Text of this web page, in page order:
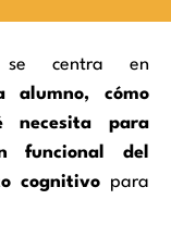
se centra en
alumno, cómo
necesita para
funcional del
cognitivo para